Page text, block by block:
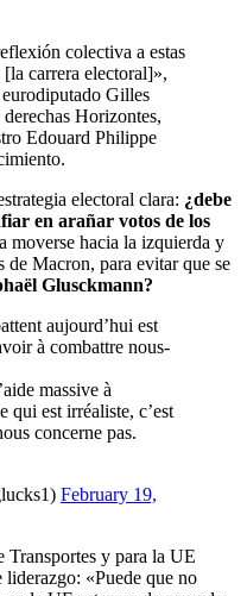
colectiva a estas
[la carrera electoral]»,
Gilles
Horizontes,
Edouard Philippe
electoral clara: ¿debe
en arañar votos de los
moverse hacia la izquierda y
de Macron, para evitar que se
Glusckmann?
aujourd’hui est
à combattre nous-
massive à
qui est irréaliste, c’est
concerne pas.
February 19,
y para la UE
«Puede que no